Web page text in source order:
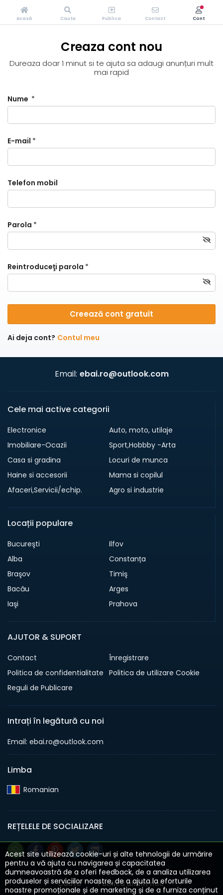
Creaza cont nou
Dureaza doar 1 minut si te ajuta sa adaugi anunțuri mult
mai rapid
Nume *
E-mail *
Telefon mobil
Parola *
Reintroduceţi parola *
Creează cont gratuit
Ai deja cont? Contul meu
Email: ebai.ro@outlook.com
Cele mai active categorii
Electronice
Auto, moto, utilaje
Imobiliare-Ocazii
Sport,Hobbby -Arta
Casa si gradina
Locuri de munca
Haine si accesorii
Mama si copilul
Afaceri,Servicii/echip.
Agro si industrie
Locații populare
Bucureşti
Ilfov
Alba
Constanța
Braşov
Timiş
Bacău
Arges
Iaşi
Prahova
AJUTOR & SUPORT
Contact
Înregistrare
Politica de confidentialitate Politica de utilizare Cookie
Reguli de Publicare
Intrați în legătură cu noi
Email: ebai.ro@outlook.com
Limba
Romanian‎
REȚELELE DE SOCIALIZARE
Cauta Publica anunt nou
Acasă Cauta Publica Contact Cont
Acest site utilizează cookie-uri și alte tehnologii de urmărire
pentru a vă ajuta cu navigarea și capacitatea
dumneavoastră de a oferi feedback, de a analiza utilizarea
produselor și serviciilor noastre, de a ajuta la eforturile
noastre promoționale și de marketing și de a furniza conținut